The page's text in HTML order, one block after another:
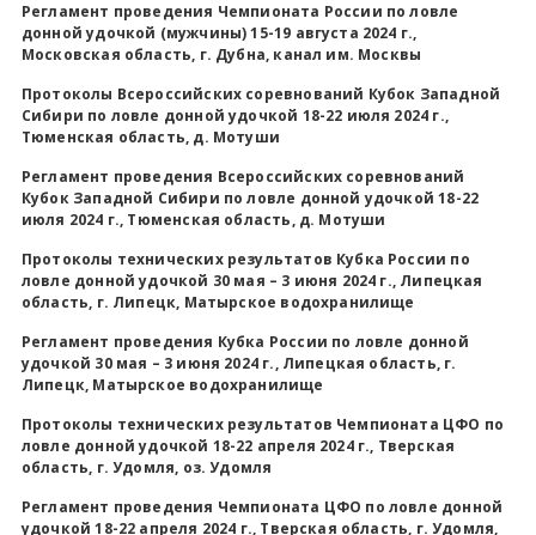
Регламент проведения Чемпионата России по ловле
донной удочкой (мужчины) 15-19 августа 2024 г.,
Московская область, г. Дубна, канал им. Москвы
Протоколы Всероссийских соревнований Кубок Западной
Сибири по ловле донной удочкой 18-22 июля 2024 г.,
Тюменская область, д. Мотуши
Регламент проведения Всероссийских соревнований
Кубок Западной Сибири по ловле донной удочкой 18-22
июля 2024 г., Тюменская область, д. Мотуши
Протоколы технических результатов Кубка России по
ловле донной удочкой 30 мая – 3 июня 2024 г., Липецкая
область, г. Липецк, Матырское водохранилище
Регламент проведения Кубка России по ловле донной
удочкой 30 мая – 3 июня 2024 г., Липецкая область, г.
Липецк, Матырское водохранилище
Протоколы технических результатов Чемпионата ЦФО по
ловле донной удочкой 18-22 апреля 2024 г., Тверская
область, г. Удомля, оз. Удомля
Регламент проведения Чемпионата ЦФО по ловле донной
удочкой 18-22 апреля 2024 г., Тверская область, г. Удомля,